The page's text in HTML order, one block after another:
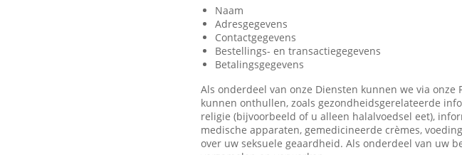
Naam
Adresgegevens
Contactgegevens
Bestellings- en transactiegegevens
Betalingsgegevens
Als onderdeel van onze Diensten kunnen we via
kunnen onthullen, zoals gezondheidsgerelateerde
religie (bijvoorbeeld of u alleen halalvoedsel eet),
medische apparaten, gemedicineerde crèmes,
over uw seksuele geaardheid. Als onderdeel van uw